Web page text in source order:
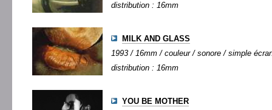
distribution : 16mm
MILK AND GLASS
1993 / 16mm / couleur / sonore / simple
distribution : 16mm
YOU BE MOTHER